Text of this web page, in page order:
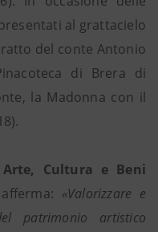
al grattacielo
del conte Antonio
di Brera di
la Madonna con il
Cultura e Beni
«Valorizzare e
patrimonio artistico